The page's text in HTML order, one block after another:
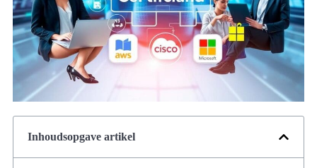
Inhoudsopgave artikel